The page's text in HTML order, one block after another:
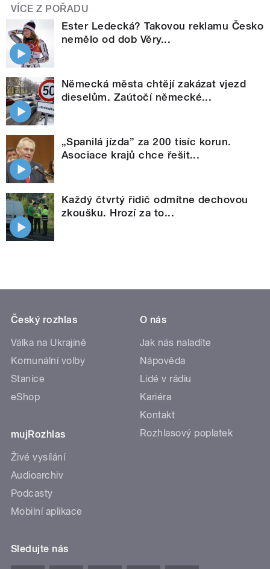
VÍCE Z POŘADU
Ester Ledecká? Takovou reklamu Česko
nemělo od dob Věry...
Německá města chtějí zakázat vjezd
dieselům. Zaútočí německé...
„Spanilá jízda” za 200 tisíc korun.
Asociace krajů chce řešit...
Každý čtvrtý řidič odmítne dechovou
zkoušku. Hrozí za to...
Český rozhlas
Válka na Ukrajině
Komunální volby
Stanice
eShop
mujRozhlas
Živé vysílání
Audioarchiv
Podcasty
Mobilní aplikace
O nás
Jak nás naladíte
Nápověda
Lidé v rádiu
Kariéra
Kontakt
Rozhlasový poplatek
Sledujte nás